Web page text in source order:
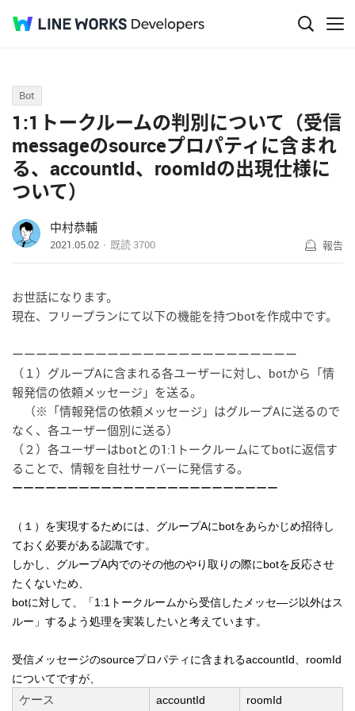
Q&A
Bot
1:1トークルームの判別について（受信
messageのsourceプロパティに含まれ
る、accountId、roomIdの出現仕様に
ついて）
中村恭輔
2021.05.02 既読 3700 報告
お世話になります。
現在、フリープランにて以下の機能を持つbotを作成中です。
ーーーーーーーーーーーーーーーーーーーーーーーー
（１）グループAに含まれる各ユーザーに対し、botから「情
報発信の依頼メッセージ」を送る。
（※「情報発信の依頼メッセージ」はグループAに送るので
なく、各ユーザー個別に送る）
（２）各ユーザーはbotとの1:1トークルームにてbotに返信す
ることで、情報を自社サーバーに発信する。
ーーーーーーーーーーーーーーーーーーーーーーーー
（１）を実現するためには、グループAにbotをあらかじめ招待し
ておく必要がある認識です。
しかし、 グループA内でのその他のやり取りの際にbotを反応させ
たくないため、
botに対して、「1:1トークルームから受信したメッセ―ジ以外はス
ルー」するよう処理を実装したいと考えています。
受信メッセージのsourceプロパティに含まれるaccountId、roomId
についてですが、
ケース accountId roomId